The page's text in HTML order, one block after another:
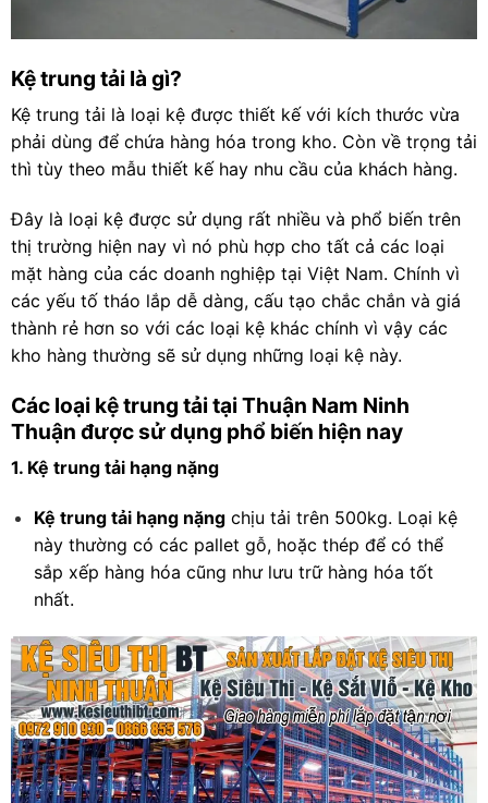
Kệ trung tải là gì?
Kệ trung tải là loại kệ được thiết kế với kích thước vừa
phải dùng để chứa hàng hóa trong kho. Còn về trọng tải
thì tùy theo mẫu thiết kế hay nhu cầu của khách hàng.
Đây là loại kệ được sử dụng rất nhiều và phổ biến trên
thị trường hiện nay vì nó phù hợp cho tất cả các loại
mặt hàng của các doanh nghiệp tại Việt Nam. Chính vì
các yếu tố tháo lắp dễ dàng, cấu tạo chắc chắn và giá
thành rẻ hơn so với các loại kệ khác chính vì vậy các
kho hàng thường sẽ sử dụng những loại kệ này.
Các loại kệ trung tải tại Thuận Nam Ninh
Thuận được sử dụng phổ biến hiện nay
1. Kệ trung tải hạng nặng
Kệ trung tải hạng nặngchịu tải trên 500kg. Loại kệ
này thường có các pallet gỗ, hoặc thép để có thể
sắp xếp hàng hóa cũng như lưu trữ hàng hóa tốt
nhất.